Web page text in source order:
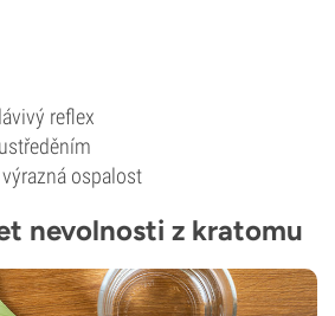
reflex
ospalost
nevolnosti z kratomu